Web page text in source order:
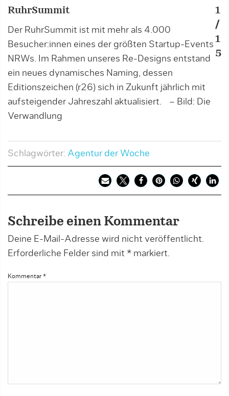
RuhrSummit
Der RuhrSummit ist mit mehr als 4.000
Besucher:innen eines der größten Startup-Events
NRWs. Im Rahmen unseres Re-Designs entstand
ein neues dynamisches Naming, dessen
Editionszeichen (r26) sich in Zukunft jährlich mit
aufsteigender Jahreszahl aktualisiert. – Bild: Die
Verwandlung
1
/
1
5
Schlagwörter: Agentur der Woche
Schreibe einen Kommentar
Deine E-Mail-Adresse wird nicht veröffentlicht.
Erforderliche Felder sind mit * markiert.
Kommentar *